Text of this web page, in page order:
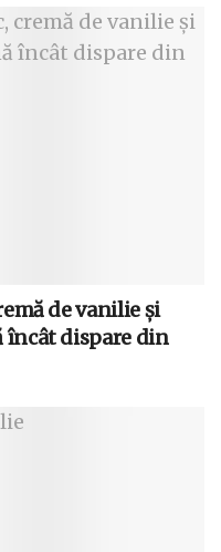
de vanilie și
încât dispare din